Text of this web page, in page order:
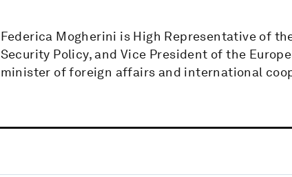
Federica Mogherini is High Representative of
Security Policy, and Vice President of the
minister of foreign affairs and international